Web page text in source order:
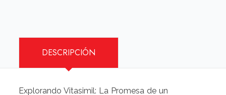
DESCRIPCIÓN
Explorando Vitasimil: La Promesa de un